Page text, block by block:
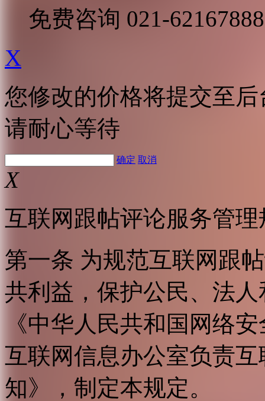
免费咨询 021-62167888
X
您修改的价格将提交至
请耐心等待
确定 取消
X
互联网跟帖评论服务管理
第一条 为规范互联网跟
共利益，保护公民、法
《中华人民共和国网络
互联网信息办公室负责
知》，制定本规定。